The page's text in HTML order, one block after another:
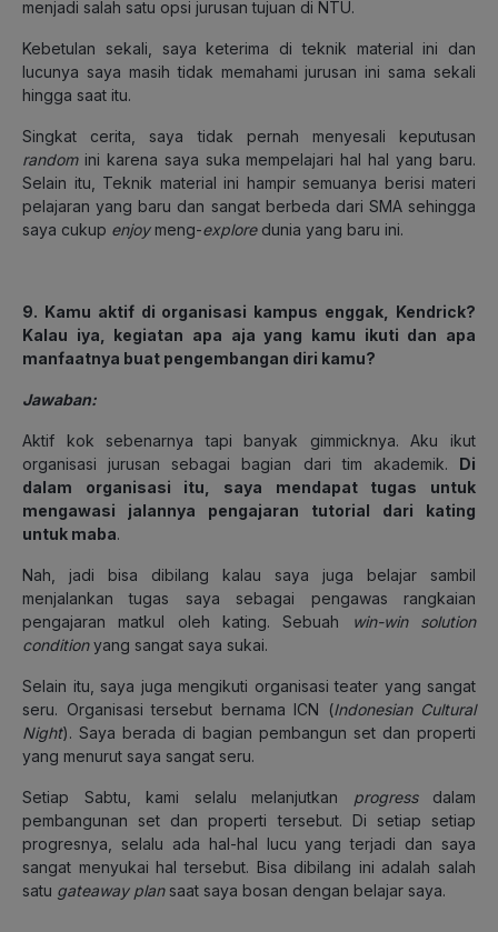
menjadi salah satu opsi jurusan tujuan di NTU.
Kebetulan sekali, saya keterima di teknik material ini dan
lucunya saya masih tidak memahami jurusan ini sama sekali
hingga saat itu.
Singkat cerita, saya tidak pernah menyesali keputusan
randomini karena saya suka mempelajari hal hal yang baru.
Selain itu, Teknik material ini hampir semuanya berisi materi
pelajaran yang baru dan sangat berbeda dari SMA sehingga
saya cukup enjoymeng-exploredunia yang baru ini.
9. Kamu aktif di organisasi kampus enggak, Kendrick?
Kalau iya, kegiatan apa aja yang kamu ikuti dan apa
manfaatnya buat pengembangan diri kamu?
Jawaban:
Aktif kok sebenarnya tapi banyak gimmicknya. Aku ikut
organisasi jurusan sebagai bagian dari tim akademik. Di
dalam organisasi itu, saya mendapat tugas untuk
mengawasi jalannya pengajaran tutorial dari kating
untuk maba.
Nah, jadi bisa dibilang kalau saya juga belajar sambil
menjalankan tugas saya sebagai pengawas rangkaian
pengajaran matkul oleh kating. Sebuah
win-win solution
conditionyang sangat saya sukai.
Selain itu, saya juga mengikuti organisasi teater yang sangat
seru. Organisasi tersebut bernama ICN (Indonesian Cultural
Night). Saya berada di bagian pembangun set dan properti
yang menurut saya sangat seru.
Setiap Sabtu, kami selalu melanjutkan progressdalam
pembangunan set dan properti tersebut. Di setiap setiap
progresnya, selalu ada hal-hal lucu yang terjadi dan saya
sangat menyukai hal tersebut. Bisa dibilang ini adalah salah
satu gateaway plansaat saya bosan dengan belajar saya.